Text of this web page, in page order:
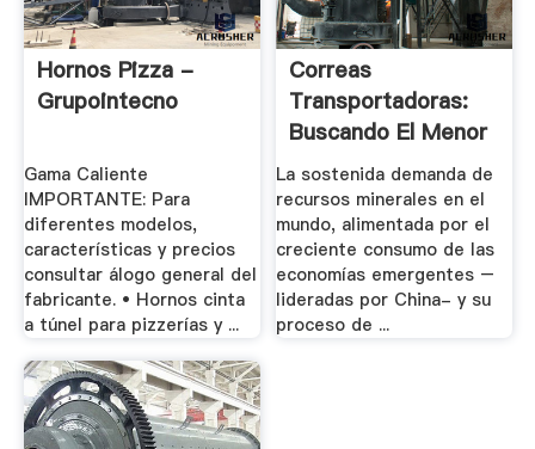
Hornos Pizza -
Grupointecno
Gama Caliente
IMPORTANTE: Para
diferentes modelos,
características y precios
consultar álogo general del
fabricante. • Hornos cinta
a túnel para pizzerías y ...
Correas
Transportadoras:
Buscando El Menor
.
La sostenida demanda de
recursos minerales en el
mundo, alimentada por el
creciente consumo de las
economías emergentes –
lideradas por China- y su
proceso de ...